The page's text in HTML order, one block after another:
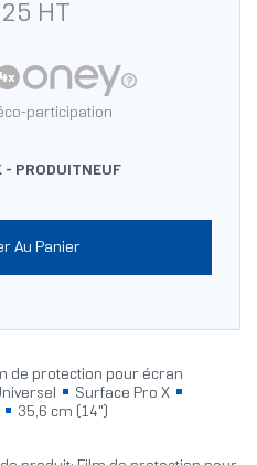
HT
participation
- PRODUITNEUF
Au Panier
de protection pour écran
Surface Pro X
35,6 cm (14")